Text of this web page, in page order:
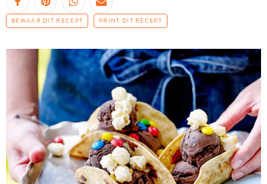
BEWAAR DIT RECEPT PRINT DIT RECEPT